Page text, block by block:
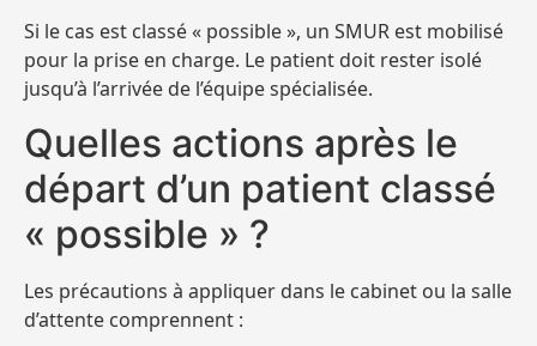
Si le cas est classé « possible », un SMUR est mobilisé
pour la prise en charge. Le patient doit rester isolé
jusqu’à l’arrivée de l’équipe spécialisée.
Quelles actions après le
départ d’un patient classé
« possible » ?
Les précautions à appliquer dans le cabinet ou la salle
d’attente comprennent :